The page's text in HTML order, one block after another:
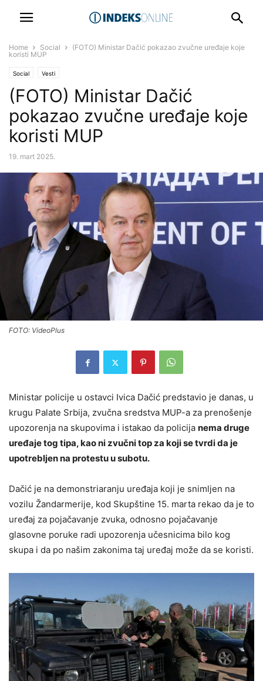
Home Social
(FOTO) Ministar Dačić pokazao zvučne uređaje koje
koristi MUP
Social Vesti
(FOTO) Ministar Dačić
pokazao zvučne uređaje koje
koristi MUP
19. mart 2025.
FOTO: VideoPlus
Ministar policije u ostavci Ivica Dačić predstavio je danas, u
krugu Palate Srbija, zvučna sredstva MUP-a za prenošenje
upozorenja na skupovima i istakao da policija nema druge
uređaje tog tipa, kao ni zvučni top za koji se tvrdi da je
upotrebljen na protestu u subotu.
Dačić je na demonstriaranju uređaja koji je snimljen na
vozilu Žandarmerije, kod Skupštine 15. marta rekao da je to
uređaj za pojačavanje zvuka, odnosno pojačavanje
glasovne poruke radi upozorenja učesnicima bilo kog
skupa i da po našim zakonima taj uređaj može da se koristi.